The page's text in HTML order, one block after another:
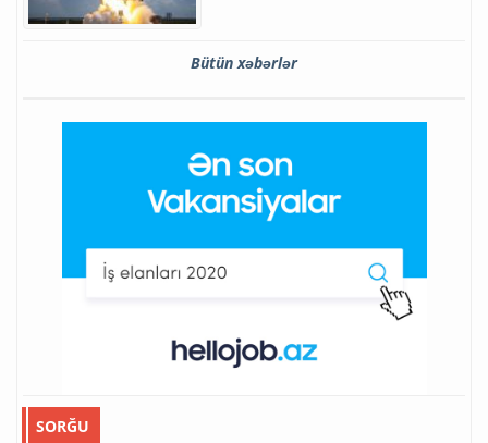
Bütün xəbərlər
SORĞU